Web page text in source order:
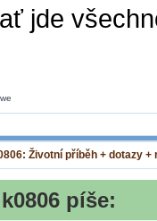
jde
Životní příběh + dotazy
píše: